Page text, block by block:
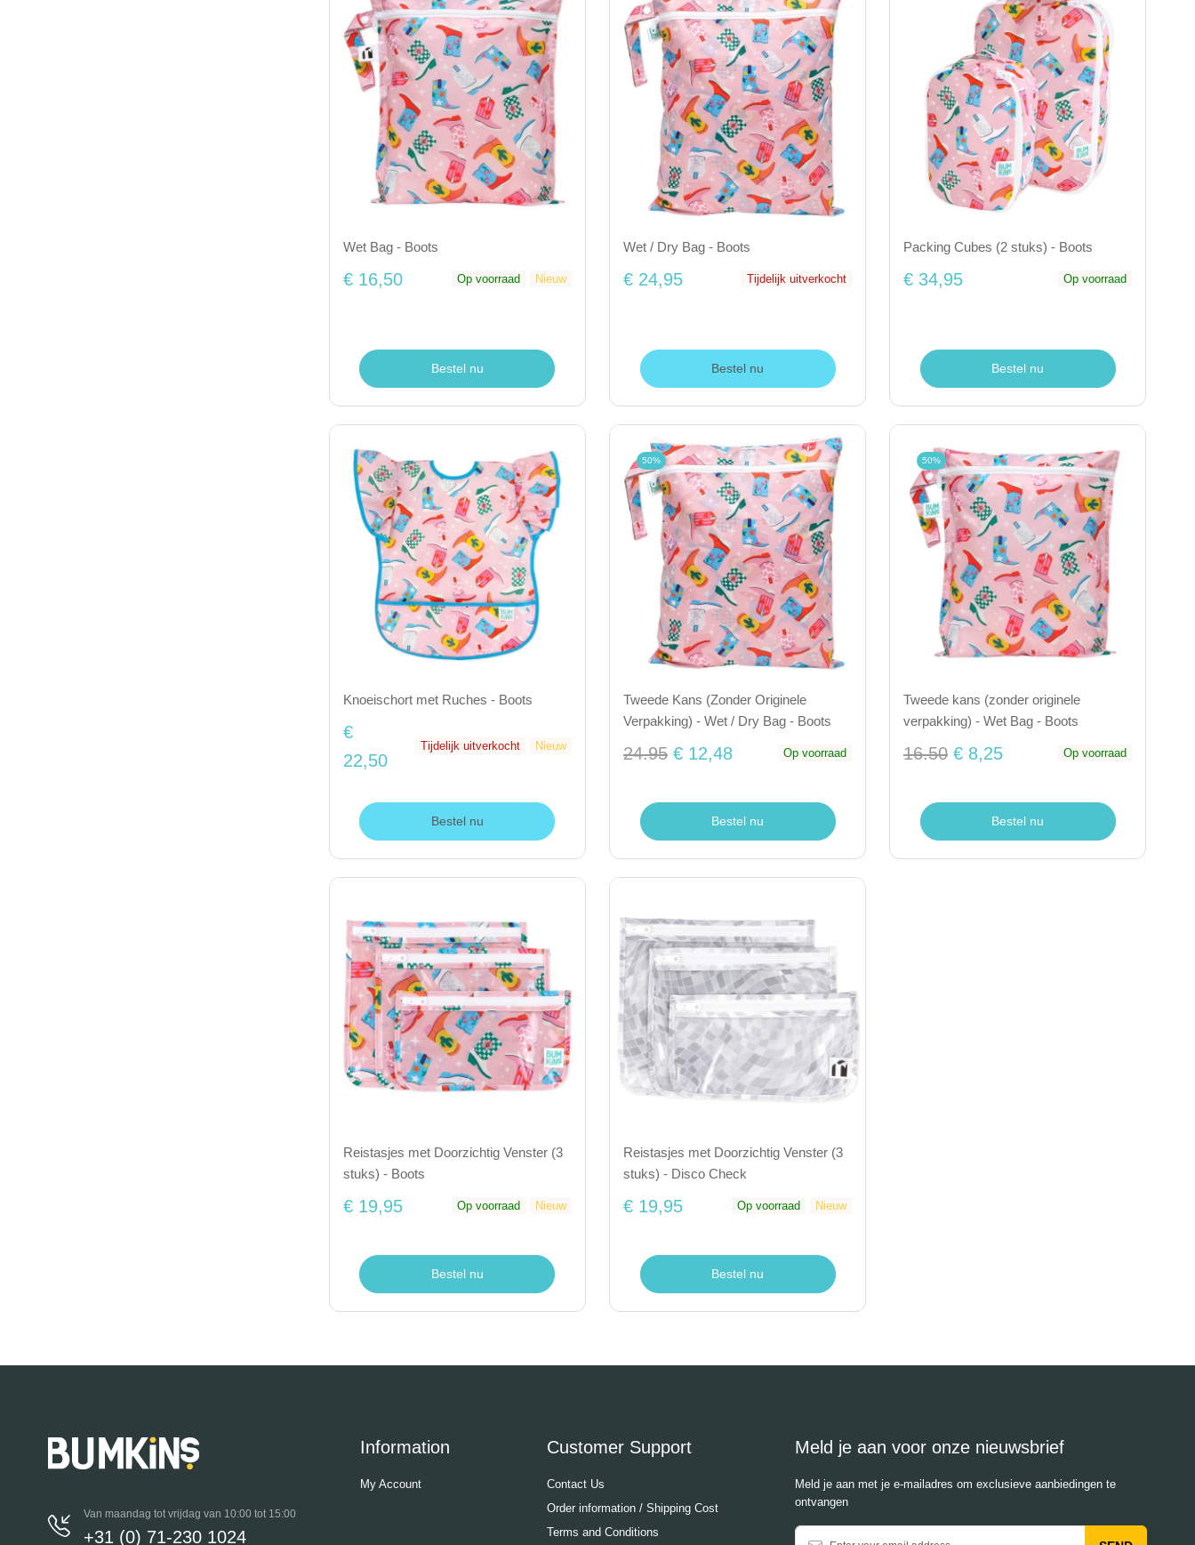
Wet Bag - Boots
€ 16,50 Op voorraad Nieuw
Bestel nu
Wet / Dry Bag - Boots
€ 24,95 Tijdelijk uitverkocht
Bestel nu
Packing Cubes (2 stuks) - Boots
€ 34,95 Op voorraad
Bestel nu
Knoeischort met Ruches - Boots
€
22,50
Tijdelijk uitverkocht Nieuw
Bestel nu
50%
Tweede Kans (Zonder Originele
Verpakking) - Wet / Dry Bag - Boots
24.95 € 12,48 Op voorraad
Bestel nu
50%
Tweede kans (zonder originele
verpakking) - Wet Bag - Boots
16.50 € 8,25 Op voorraad
Bestel nu
Reistasjes met Doorzichtig Venster (3
stuks) - Boots
€ 19,95 Op voorraad Nieuw
Bestel nu
Reistasjes met Doorzichtig Venster (3
stuks) - Disco Check
€ 19,95 Op voorraad Nieuw
Bestel nu
Van maandag tot vrijdag van 10:00 tot 15:00
+31 (0) 71-230 1024
Information
My Account
Customer Support
Contact Us
Order information / Shipping Cost
Terms and Conditions
Meld je aan voor onze nieuwsbrief
Meld je aan met je e-mailadres om exclusieve aanbiedingen te
ontvangen